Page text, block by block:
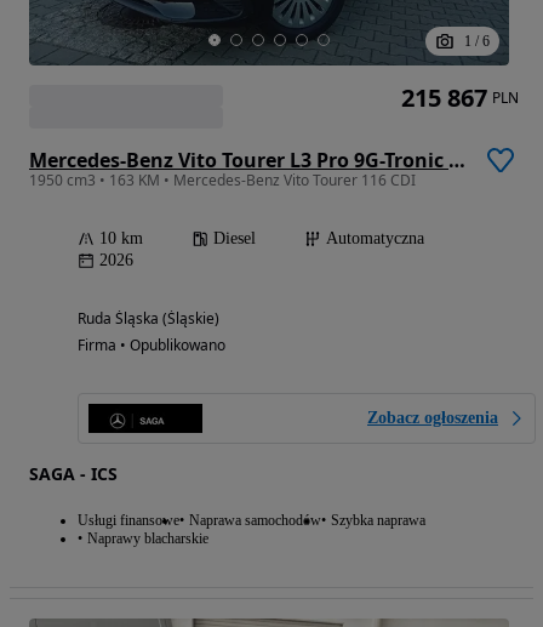
1 / 6
Mercedes-Benz Vito Tourer L3 Pro 9G-Tronic 447.705
1950 cm3 • 163 KM • Mercedes-Benz Vito Tourer 116 CDI
10 km Diesel
Automatyczna
2026
Ruda Śląska (Śląskie)
Firma • Opublikowano
Zobacz ogłoszenia
SAGA - ICS
Usługi finansowe Naprawa samochodów Szybka naprawa
Naprawy blacharskie
215 867 PLN